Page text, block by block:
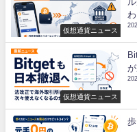
仮想通貨ニュース
仮想通貨ニュース